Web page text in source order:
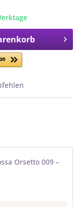
Orsetto 009 –